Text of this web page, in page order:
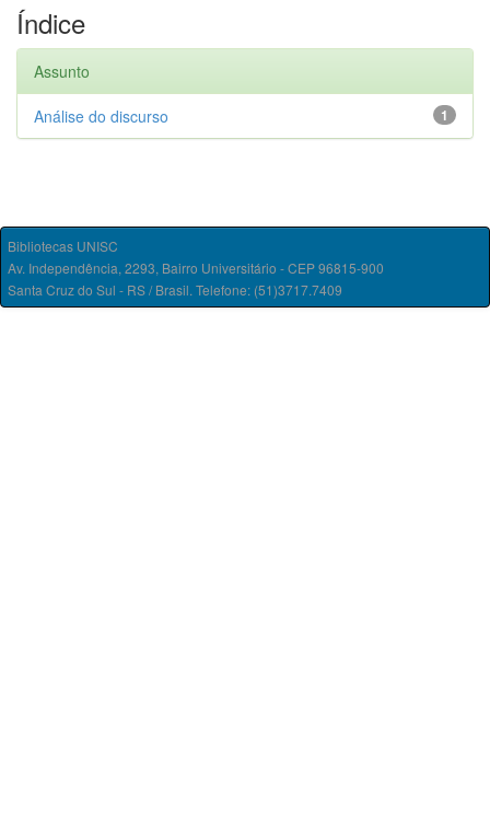
Índice
Assunto
1
Análise do discurso
Bibliotecas UNISC
Av. Independência, 2293, Bairro Universitário - CEP 96815-900
Santa Cruz do Sul - RS / Brasil. Telefone: (51)3717.7409